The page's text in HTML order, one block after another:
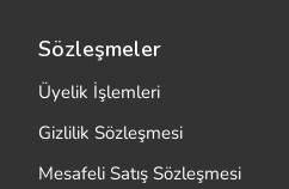
Sözleşmeler
Üyelik İşlemleri
Gizlilik Sözleşmesi
Mesafeli Satış Sözleşmesi